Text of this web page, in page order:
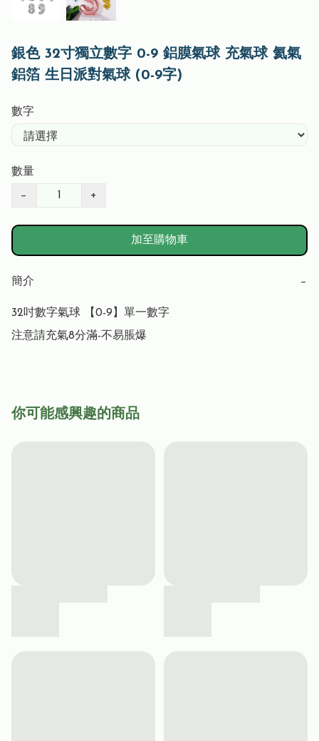
銀色 32寸獨立數字 0-9 鋁膜氣球 充氣球 氦氣
鋁箔 生日派對氣球 (0-9字)
數字
數量
− +
加至購物車
簡介 −
32吋數字氣球 【0-9】單一數字
注意請充氣8分滿-不易脹爆
你可能感興趣的商品